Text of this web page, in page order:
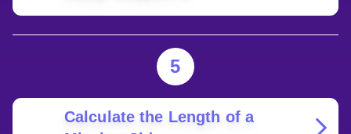
5
Calculate the Length of a